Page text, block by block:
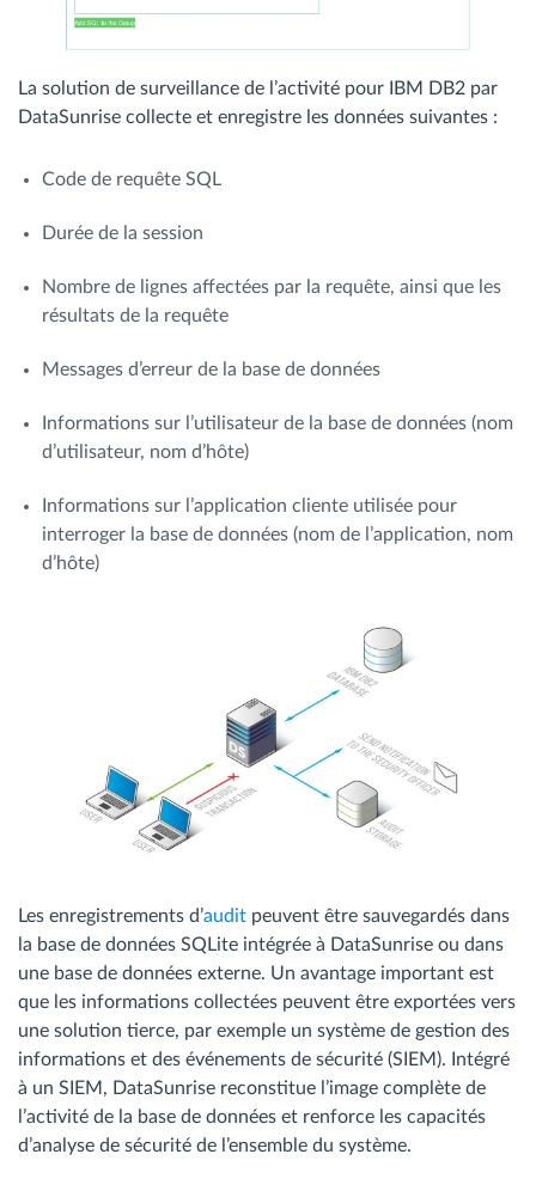
La solution de surveillance de l’activité pour IBM DB2 par
DataSunrise collecte et enregistre les données suivantes :
Code de requête SQL
Durée de la session
Nombre de lignes affectées par la requête, ainsi que les
résultats de la requête
Messages d’erreur de la base de données
Informations sur l’utilisateur de la base de données (nom
d’utilisateur, nom d’hôte)
Informations sur l’application cliente utilisée pour
interroger la base de données (nom de l’application, nom
d’hôte)
Les enregistrements d’audit peuvent être sauvegardés dans
la base de données SQLite intégrée à DataSunrise ou dans
une base de données externe. Un avantage important est
que les informations collectées peuvent être exportées vers
une solution tierce, par exemple un système de gestion des
informations et des événements de sécurité (SIEM). Intégré
à un SIEM, DataSunrise reconstitue l’image complète de
l’activité de la base de données et renforce les capacités
d’analyse de sécurité de l’ensemble du système.